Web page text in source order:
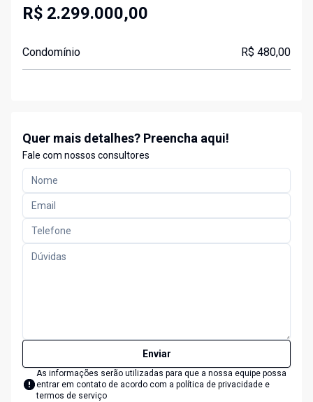
R$ 2.299.000,00
Condomínio R$ 480,00
Quer mais detalhes? Preencha aqui!
Fale com nossos consultores
Enviar
As informações serão utilizadas para que a nossa equipe possa
entrar em contato de acordo com a política de privacidade e
termos de serviço